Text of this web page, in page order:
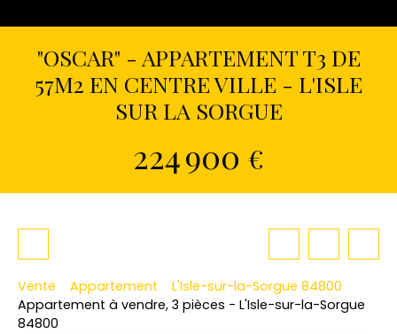
"OSCAR" - APPARTEMENT T3 DE
57M2 EN CENTRE VILLE - L'ISLE
SUR LA SORGUE
224 900 €
Vente Appartement
L'Isle-sur-la-Sorgue 84800
Appartement à vendre, 3 pièces - L'Isle-sur-la-Sorgue
84800